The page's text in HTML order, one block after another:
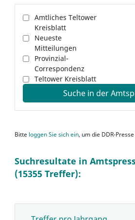
Amtliches Teltower
Kreisblatt
Neueste
Mitteilungen
Provinzial-
Correspondenz
Teltower Kreisblatt
Suche in der
Bitte loggen Sie sich ein, um die DDR-
Suchresultate in
(15355 Treffer):